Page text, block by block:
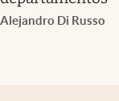
Alejandro Di Russo